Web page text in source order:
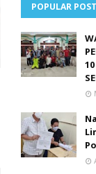
POPULAR